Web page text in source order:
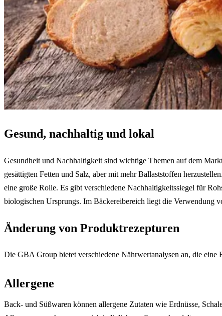
Gesund, nachhaltig und lokal
Gesundheit und Nachhaltigkeit sind wichtige Themen auf dem
gesättigten Fetten und Salz, aber mit mehr Ballaststoffen
eine große Rolle. Es gibt verschiedene Nachhaltigkeitssiegel für
biologischen Ursprungs. Im Bäckereibereich liegt die Verwendung
Änderung von Produktrezepturen
Die GBA Group bietet verschiedene Nährwertanalysen an, die eine
Allergene
Back- und Süßwaren können allergene Zutaten wie Erdnüsse,